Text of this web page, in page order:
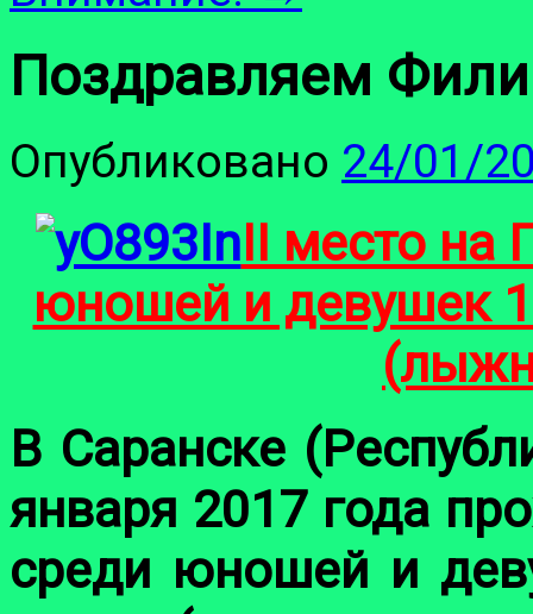
Поздравляем
Опубликовано 24/01/
II место на
юношей и девушек
В Саранске
января 2017 года
среди юношей и